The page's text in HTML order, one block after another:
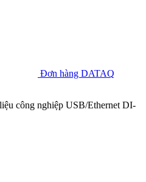
Đơn hàng DATAQ
công nghiệp USB/Ethernet DI-